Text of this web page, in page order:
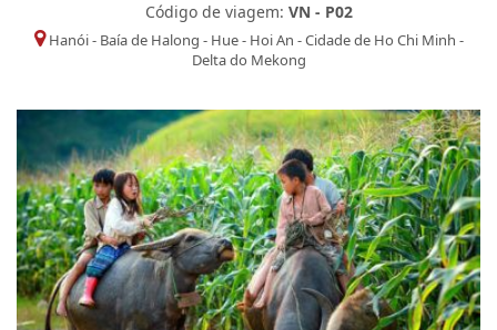
Código de viagem: VN - P02
Hanói- Baía de Halong - Hue- Hoi An -Cidade de Ho Chi Minh -
Delta do Mekong